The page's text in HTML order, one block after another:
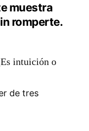
muestra
romperte.
intuición o
de tres